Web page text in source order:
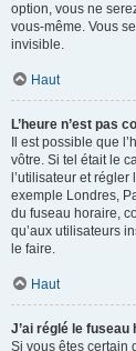
option, vous ne
vous-même. Vous
invisible.
Haut
L’heure n’est pas
Il est possible que
vôtre. Si tel était le
l’utilisateur et
exemple Londres,
du fuseau horaire,
qu’aux utilisateurs
le faire.
Haut
J’ai réglé le fuseau
Si vous êtes certain